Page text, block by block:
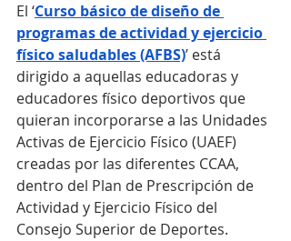
El ‘Curso básico de diseño de
programas de actividad y ejercicio
físico saludables (AFBS)’ está
dirigido a aquellas educadoras y
educadores físico deportivos que
quieran incorporarse a las Unidades
Activas de Ejercicio Físico (UAEF)
creadas por las diferentes CCAA,
dentro del Plan de Prescripción de
Actividad y Ejercicio Físico del
Consejo Superior de Deportes.